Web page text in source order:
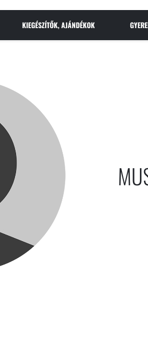
KIEGÉSZÍTŐK, AJÁNDÉKOK